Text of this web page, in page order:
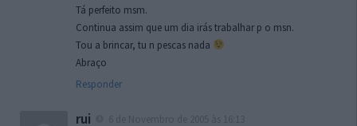
Tá perfeito msm.
Continua assim que um dia irás trabalhar p o msn.
Tou a brincar, tu n pescas nada
Abraço
Responder
rui